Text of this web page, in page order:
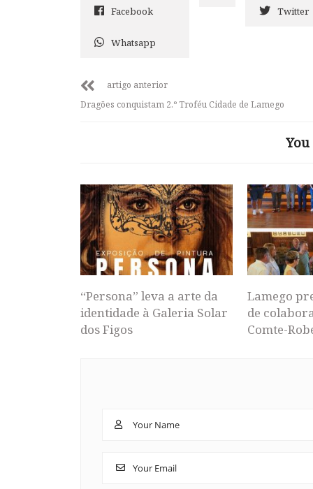
Facebook Twitter
Whatsapp
artigo anterior
Dragões conquistam 2.º Troféu Cidade de Lamego
“Persona” leva a arte da
identidade à Galeria Solar
dos Figos
Lamego
de
Comte-